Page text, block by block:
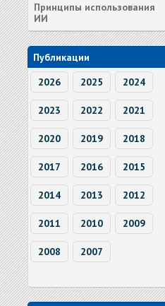
Принципы использования
ИИ
Публикации
2026
2025 2024
2023 2022 2021
2020 2019 2018
2017 2016 2015
2014 2013 2012
2011 2010 2009
2008 2007